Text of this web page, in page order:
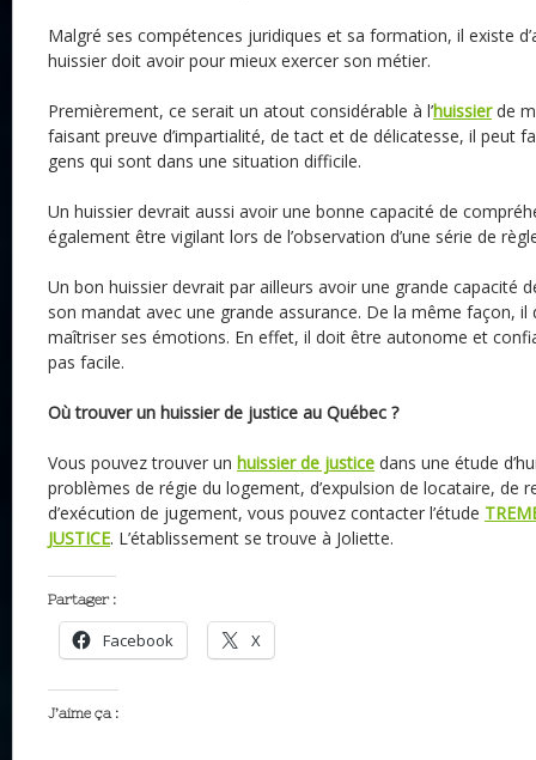
Malgré ses compétences juridiques et sa formation, il existe
huissier doit avoir pour mieux exercer son métier.
Premièrement, ce serait un atout considérable à l’huissierde
faisant preuve d’impartialité, de tact et de délicatesse, il peut
gens qui sont dans une situation difficile.
Un huissier devrait aussi avoir une bonne capacité de
également être vigilant lors de l’observation d’une série de
Un bon huissier devrait par ailleurs avoir une grande capacité
son mandat avec une grande assurance. De la même façon,
maîtriser ses émotions. En effet, il doit être autonome et
pas facile.
Où trouver un huissier de justice au Québec ?
Vous pouvez trouver un huissier de justice dans une étude
problèmes de régie du logement, d’expulsion de locataire, de
d’exécution de jugement, vous pouvez contacter l’étude
JUSTICE. L’établissement se trouve à Joliette.
Partager :
Facebook X
J’aime ça :